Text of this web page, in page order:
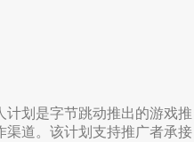
划是字节跳动推出的游戏推
渠道。该计划支持推广者承接